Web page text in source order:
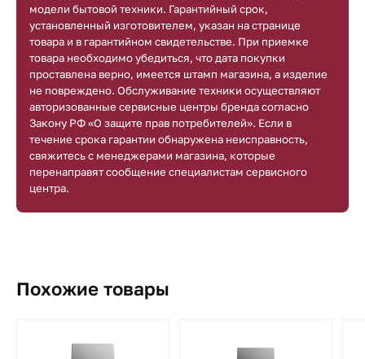
модели бытовой техники. Гарантийный срок,
установленный изготовителем, указан на странице
товара и в гарантийном свидетельстве. При приемке
товара необходимо убедиться, что дата покупки
проставлена верно, имеется штамп магазина, а изделие
не повреждено. Обслуживание техники осуществляют
авторизованные сервисные центры бренда согласно
Закону РФ «О защите прав потребителей». Если в
течение срока гарантии обнаружена неисправность,
свяжитесь с менеджерами магазина, которые
перенаправят сообщение специалистам сервисного
центра.
Похожие товары